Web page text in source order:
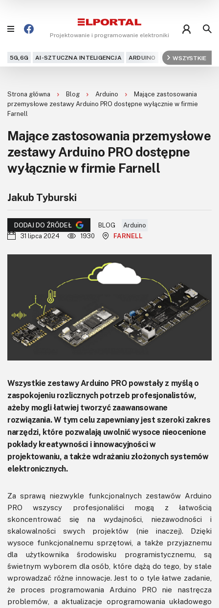
Projektowanie i programowanie elektroniki
5G,6G AI-SZTUCZNA INTELIGENCJA ARDUINO ARM AUDIO
WSZYSTKIE
Projekty
DIY+
Czytelnia
Dla Ciebie
KITy AVT
Newsletter
Magazyny
Archiwum
Do pobrania
Strona główna Blog Arduino
Mające zastosowania
przemysłowe zestawy Arduino PRO dostępne wyłącznie w firmie
Farnell
Mające zastosowania przemysłowe
zestawy Arduino PRO dostępne
wyłącznie w firmie Farnell
Jakub Tyburski
DODAJ DO ŹRÓDEŁ BLOG
Arduino
31 lipca 2024
1930 FARNELL
Wszystkie zestawy Arduino PRO powstały z myślą o
zaspokojeniu rozlicznych potrzeb profesjonalistów,
ażeby mogli łatwiej tworzyć zaawansowane
rozwiązania. W tym celu zapewniany jest szeroki zakres
narzędzi, które pozwalają uwolnić wysoce nieocenione
pokłady kreatywności i innowacyjności w
projektowaniu, a także wdrażaniu złożonych systemów
elektronicznych.
Za sprawą niezwykle funkcjonalnych zestawów Arduino
PRO wszyscy profesjonaliści mogą z łatwością
skoncentrować się na wydajności, niezawodności i
skalowalności swych projektów (nie inaczej). Dzięki
wysoce funkcjonalnemu sprzętowi, a także przyjaznemu
dla użytkownika środowisku programistycznemu, są
świetnym wyborem dla osób, które dążą do tego, by stale
wprowadzać różne innowacje. Jest to o tyle łatwe zadanie,
że proces programowania Arduino PRO nie nastręcza
problemów, a aktualizacje oprogramowania układowego